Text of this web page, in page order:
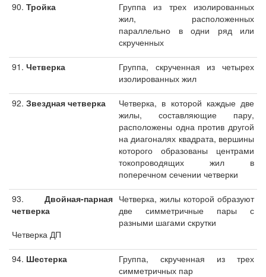
90. Тройка
Группа из трех изолированных
жил, расположенных
параллельно в одни ряд или
скрученных
91. Четверка
Группа, скрученная из четырех
изолированных жил
92. Звездная четверка
Четверка, в которой каждые две
жилы, составляющие пару,
расположены одна против другой
на диагоналях квадрата, вершины
которого образованы центрами
токопроводящих жил в
поперечном сечении четверки
93. Двойная-парная
четверка
Четверка ДП
Четверка, жилы которой образуют
две симметричные пары с
разными шагами скрутки
94. Шестерка
Группа, скрученная из трех
симметричных пар